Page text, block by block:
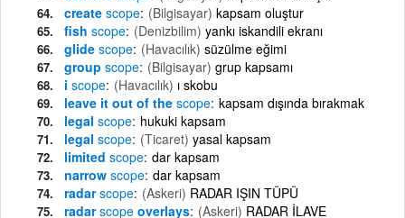
create scope (Bilgisayar) kapsam oluştur
fish scope (Denizbilim) yankı iskandili ekranı
glide scope (Havacılık) süzülme eğimi
group scope (Bilgisayar) grup kapsamı
i scope (Havacılık) ı skobu
leave it out of the scope kapsam dışında bırakmak
legal scope hukuki kapsam
legal scope (Ticaret) yasal kapsam
limited scope dar kapsam
narrow scope dar kapsam
radarscope (Askeri) RADAR IŞIN TÜPÜ
radarscope overlays (Askeri) RADAR İLAVE